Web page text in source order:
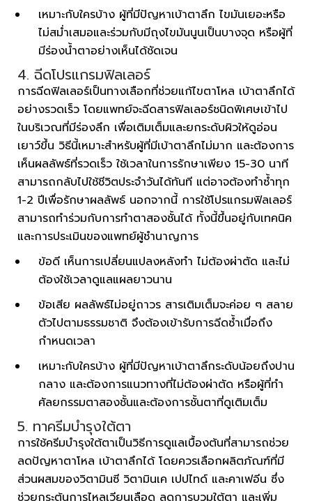
เหมาะกับใครบ้าง ผู้ที่มีปัญหาเบ้าตาลึก ไขมันเยอะหรือ
ไม่สม่ำเสมอและร่วมกับมีถุงไขมันนูนเป็นบางจุด หรือผู้ที่
มีร่องน้ำตาอย่างเห็นได้ชัดเจน
4. ฉีดโปรแกรมฟิลเลอร์
การฉีดฟิลเลอร์เป็นทางเลือกที่ช่วยแก้ไขตาโหล เบ้าตาลึกได้
อย่างรวดเร็ว โดยแพทย์จะฉีดสารฟิลเลอร์ชนิดพิเศษเข้าไป
ในบริเวณที่มีร่องลึก เพื่อเติมเต็มและยกระดับผิวให้ดูอ่อน
เยาว์ขึ้น วิธีนี้เหมาะสำหรับผู้ที่มีเบ้าตาลึกไม่มาก และต้องการ
เห็นผลลัพธ์ที่รวดเร็ว ใช้เวลาในการรักษาเพียง 15-30 นาที
สามารถกลับไปใช้ชีวิตประจำวันได้ทันที แต่อาจต้องทำซ้ำทุก
1-2 ปีเพื่อรักษาผลลัพธ์ นอกจากนี้ การใช้โปรแกรมฟิลเลอร์
สามารถทำร่วมกับการทำตาสองชั้นได้ ทั้งนี้ขึ้นอยู่กับเทคนิค
และการประเมินของแพทย์ผู้ชำนาญการ
ข้อดี เห็นการเปลี่ยนแปลงหลังทำ ไม่ต้องผ่าตัด และไม่
ต้องใช้เวลาดูแลแผลยาวนาน
ข้อเสีย ผลลัพธ์ไม่อยู่ถาวร สารเติมเต็มจะค่อย ๆ สลาย
ตัวไปตามธรรมชาติ จึงต้องเข้ารับการฉีดซ้ำเมื่อถึง
กำหนดเวลา
เหมาะกับใครบ้าง ผู้ที่มีปัญหาเบ้าตาลึกระดับน้อยถึงปาน
กลาง และต้องการแนวทางที่ไม่ต้องผ่าตัด หรือผู้ที่ทำ
ศัลยกรรมตาสองชั้นและต้องการชั้นตาที่ดูเติมเต็ม
5. ทาครีมบำรุงใต้ตา
การใช้ครีมบำรุงใต้ตาเป็นวิธีการดูแลเบื้องต้นที่สามารถช่วย
ลดปัญหาตาโหล เบ้าตาลึกได้ โดยควรเลือกผลิตภัณฑ์ที่มี
ส่วนผสมของวิตามินซี วิตามินเค เปปไทด์ และคาเฟอีน ซึ่ง
ช่วยกระตุ้นการไหลเวียนเลือด ลดการบวมใต้ตา และเพิ่ม